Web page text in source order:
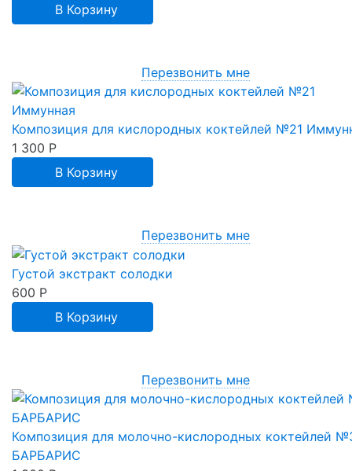
В Корзину
Перезвонить мне
Композиция для кислородных коктейлей №21
1 300 Р
В Корзину
Перезвонить мне
Густой экстракт солодки
600 Р
В Корзину
Перезвонить мне
Композиция для молочно-кислородных коктейлей
БАРБАРИС